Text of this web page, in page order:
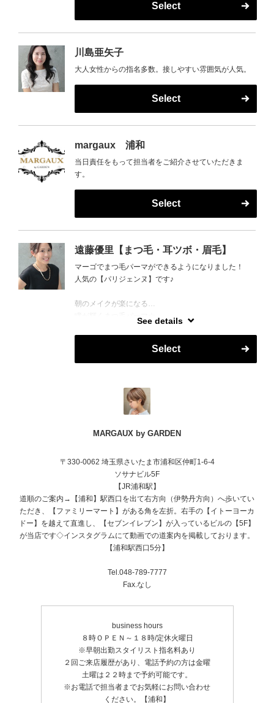
Select
川島亜矢子
大人女性からの指名多数。接しやすい雰囲気が人気。
Select
margaux 浦和
当日責任をもって担当者をご紹介させていただきま
す。
Select
遠藤優里【まつ毛・耳ツボ・眉毛】
マーゴでまつ毛パーマができるようになりました！
人気の【パリジェンヌ】です♪
朝のメイクが楽になる…
瞳が輝くまつ毛パーマ☆See details
Select
MARGAUX by GARDEN
〒330-0062 埼玉県さいたま市浦和区仲町1-6-4
ソサナビル5F
【JR浦和駅】
道順のご案内→【浦和】駅西口を出て右方向（伊勢丹方向）へ歩いてい
ただき、【ファミリーマート】がある角を左折。右手の【イトーヨーカ
ドー】を越えて直進し、【セブンイレブン】が入っているビルの【5F】
が当店です◇インスタグラムにて動画での道案内を掲載しております。
【浦和駅西口5分】
Tel.048-789-7777
Fax.なし
business hours
８時ＯＰＥＮ～１８時/定休火曜日
※早朝出勤スタイリスト指名料あり
２回ご来店履歴があり、電話予約の方は金曜
土曜は２２時まで予約可能です。
※お電話で担当者までお気軽にお問い合わせ
ください。【浦和】